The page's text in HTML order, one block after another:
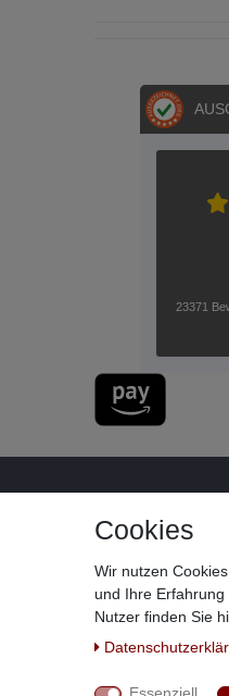
23371
Cookies
Wir nutzen
und Ihre
Nutzer finden Sie